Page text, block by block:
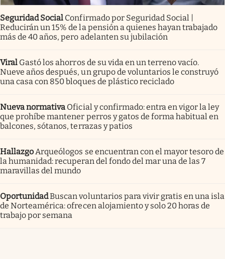
Seguridad Social Confirmado por Seguridad Social |
Reducirán un 15% de la pensión a quienes hayan trabajado
más de 40 años, pero adelanten su jubilación
Viral Gastó los ahorros de su vida en un terreno vacío.
Nueve años después, un grupo de voluntarios le construyó
una casa con 850 bloques de plástico reciclado
Nueva normativa Oficial y confirmado: entra en vigor la ley
que prohíbe mantener perros y gatos de forma habitual en
balcones, sótanos, terrazas y patios
Hallazgo Arqueólogos se encuentran con el mayor tesoro de
la humanidad: recuperan del fondo del mar una de las 7
maravillas del mundo
OportunidadBuscan voluntarios para vivir gratis en una isla
de Norteamérica: ofrecen alojamiento y solo 20 horas de
trabajo por semana